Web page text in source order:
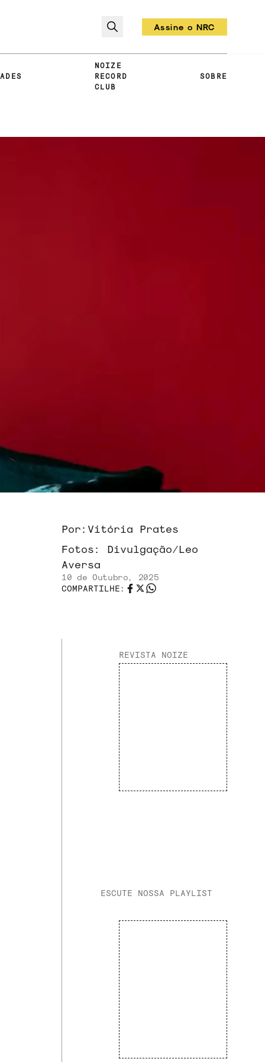
Assine o NRC
NOIZE
RECORD
CLUB
SOBRE
Por: Vitória Prates
Fotos: Divulgação/Leo
Aversa
10 de Outubro, 2025
COMPARTILHE:
REVISTA NOIZE
ESCUTE NOSSA PLAYLIST